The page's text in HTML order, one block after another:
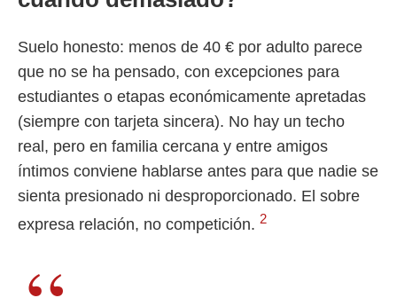
Suelo honesto: menos de 40 € por adulto parece
que no se ha pensado, con excepciones para
estudiantes o etapas económicamente apretadas
(siempre con tarjeta sincera). No hay un techo
real, pero en familia cercana y entre amigos
íntimos conviene hablarse antes para que nadie se
sienta presionado ni desproporcionado. El sobre
expresa relación, no competición. 2